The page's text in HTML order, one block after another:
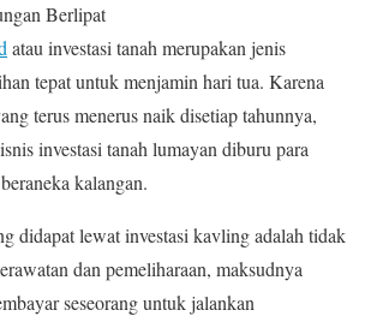
Berlipat
atau investasi tanah merupakan jenis
tepat untuk menjamin hari tua. Karena
terus menerus naik disetiap tahunnya,
investasi tanah lumayan diburu para
kalangan.
didapat lewat investasi kavling adalah tidak
dan pemeliharaan, maksudnya
seseorang untuk jalankan